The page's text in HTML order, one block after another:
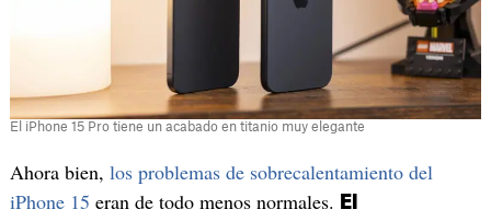
El iPhone 15 Pro tiene un acabado en titanio muy elegante
Ahora bien, los problemas de sobrecalentamiento del
iPhone 15 eran de todo menos normales.
El